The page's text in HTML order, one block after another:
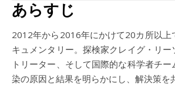
あらすじ
2012年から2016年にかけて20カ所以上
キュメンタリー。探検家クレイグ・リー
トリーター、そして国際的な科学者チ
染の原因と結果を明らかにし、解決策を